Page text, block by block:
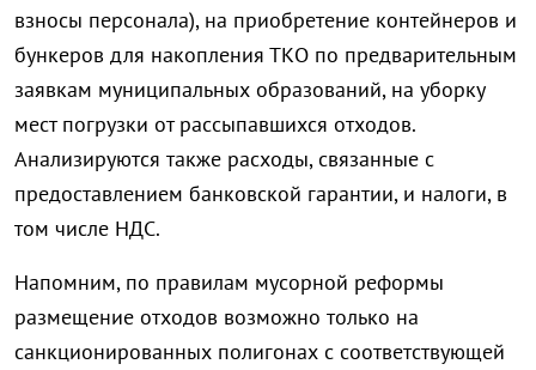
взносы персонала), на приобретение контейнеров и
бункеров для накопления ТКО по предварительным
заявкам муниципальных образований, на уборку
мест погрузки от рассыпавшихся отходов.
Анализируются также расходы, связанные с
предоставлением банковской гарантии, и налоги, в
том числе НДС.
Напомним, по правилам мусорной реформы
размещение отходов возможно только на
санкционированных полигонах с соответствующей